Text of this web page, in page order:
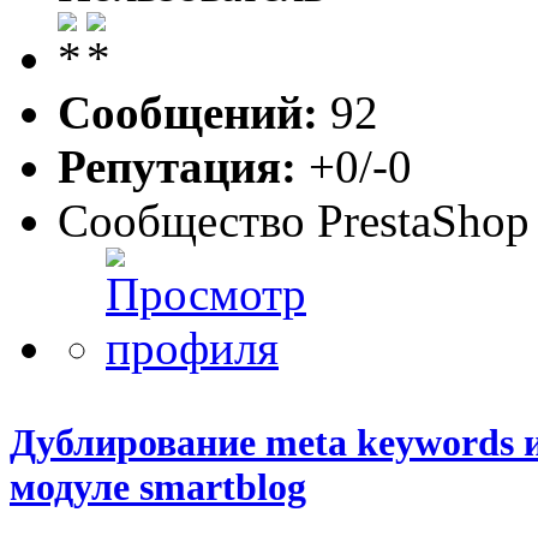
Сообщений: 92
Репутация: +0/-0
Сообщество PrestaShop
Дублирование meta
модуле smartblog